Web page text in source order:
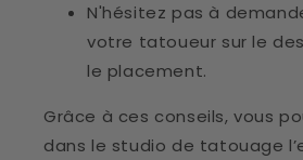
N'hésitez pas à
votre tatoueur sur le
le placement.
Grâce à ces conseils, vous
dans le studio de tatouage